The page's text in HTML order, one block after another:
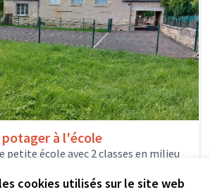
cookies utilisés sur le site web
à l'école
petite école avec 2 classes en milieu